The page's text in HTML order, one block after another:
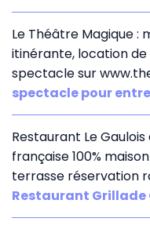
Le Théâtre Magique :
itinérante, location
spectacle sur
spectacle pour
Restaurant Le
française 100%
terrasse réservation
Restaurant Grillade